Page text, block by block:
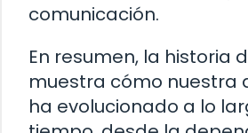
comunicación.
En resumen, la historia
muestra cómo nuestra
ha evolucionado a lo